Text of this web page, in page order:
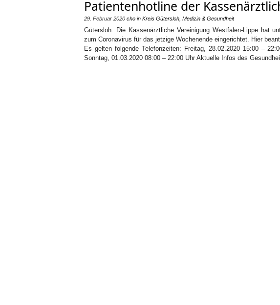
Patientenhotline der
29. Februar 2020 cho in Kreis Gütersloh Medizin & Gesundheit
Gütersloh. Die Kassenärztliche Vereinigung Westfalen-Lippe hat
zum Coronavirus für das jetzige Wochenende eingerichtet. Hier
Es gelten folgende Telefonzeiten: Freitag, 28.02.2020 15:00 –
Sonntag, 01.03.2020 08:00 – 22:00 Uhr Aktuelle Infos des